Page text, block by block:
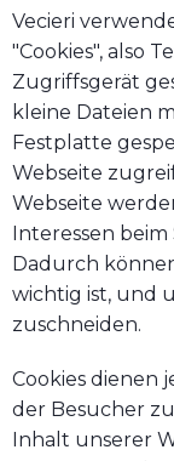
Vecieri
"Cookies", also
Zugriffsgerät
kleine Dateien
Festplatte
Webseite
Webseite
Interessen
Dadurch
wichtig ist, und
zuschneiden.
Cookies dienen
der Besucher
Inhalt unserer